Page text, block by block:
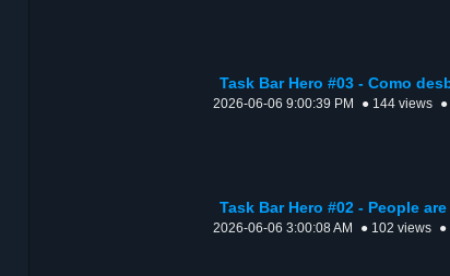
Task Bar Hero #03 - Como
2026-06-06 9:00:39 PM ● 144 views
Task Bar Hero #02 - People
2026-06-06 3:00:08 AM ● 102 views ●